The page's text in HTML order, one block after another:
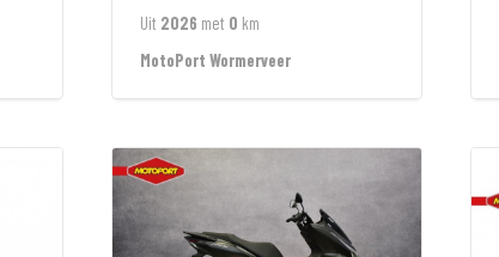
Uit 2026 met 0 km
MotoPort Wormerveer